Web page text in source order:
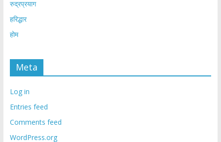
रुद्रप्रयाग
हरिद्धार
होम
Meta
Log in
Entries feed
Comments feed
WordPress.org